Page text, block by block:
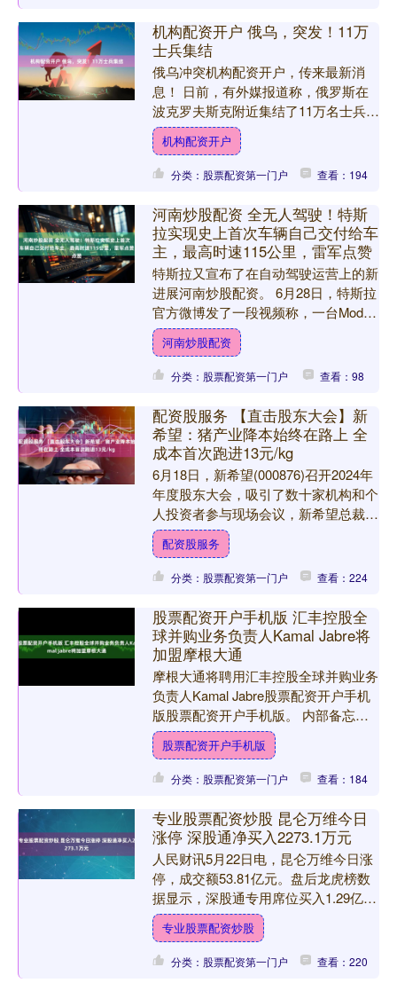
机构配资开户 俄乌，突发！11万
士兵集结
俄乌冲突机构配资开户，传来最新消
息！ 日前，有外媒报道称，俄罗斯在
波克罗夫斯克附近集结了11万名士兵，
意在占领这座具有战略意义的城市。
另外，当地时间6月27日....
机构配资开户
分类：股票配资第一门户 查看：194
河南炒股配资 全无人驾驶！特斯
拉实现史上首次车辆自己交付给车
主，最高时速115公里，雷军点赞
特斯拉又宣布了在自动驾驶运营上的新
进展河南炒股配资。 6月28日，特斯拉
官方微博发了一段视频称，一台Model
Y从特斯拉得州超级工厂出发，全程30
分钟车程，最....
河南炒股配资
分类：股票配资第一门户 查看：98
配资股服务 【直击股东大会】新
希望：猪产业降本始终在路上 全
成本首次跑进13元/kg
6月18日，新希望(000876)召开2024年
年度股东大会，吸引了数十家机构和个
人投资者参与现场会议，新希望总裁陶
玉岭、财务总监史涵、董秘赵亮等高管
详细解答了....
配资股服务
分类：股票配资第一门户 查看：224
股票配资开户手机版 汇丰控股全
球并购业务负责人Kamal Jabre将
加盟摩根大通
摩根大通将聘用汇丰控股全球并购业务
负责人Kamal Jabre股票配资开户手机
版股票配资开户手机版。 内部备忘录
显示，常驻伦敦的Jabre将于今年晚些
时候加入摩....
股票配资开户手机版
分类：股票配资第一门户 查看：184
专业股票配资炒股 昆仑万维今日
涨停 深股通净买入2273.1万元
人民财讯5月22日电，昆仑万维今日涨
停，成交额53.81亿元。盘后龙虎榜数
据显示，深股通专用席位买入1.29亿元
并卖出1.06亿元，净买入2273.1万元。
海....
专业股票配资炒股
分类：股票配资第一门户 查看：220